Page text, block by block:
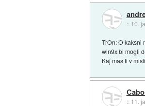
:: 10.
TrOn: O kaksni
win9x bi mogli
Kaj mas ti v
:: 11.